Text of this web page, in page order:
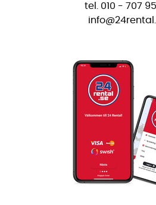
tel. 010 - 707